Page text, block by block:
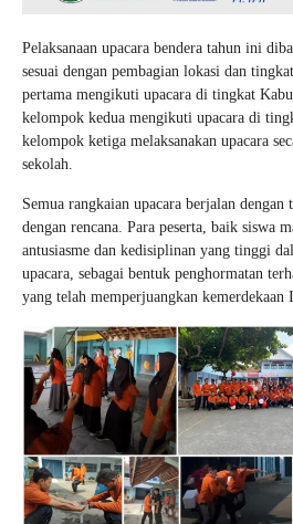
Pelaksanaan upacara bendera tahun ini
sesuai dengan pembagian lokasi dan
pertama mengikuti upacara di tingkat
kelompok kedua mengikuti upacara di
kelompok ketiga melaksanakan upacara
sekolah.
Semua rangkaian upacara berjalan dengan
dengan rencana. Para peserta, baik siswa
antusiasme dan kedisiplinan yang tinggi
upacara, sebagai bentuk penghormatan
yang telah memperjuangkan kemerdekaan